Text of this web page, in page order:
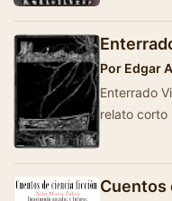
Por Edgar
Enterrado
relato corto
Cuentos